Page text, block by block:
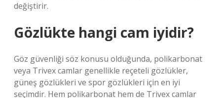
değiştirir.
Gözlükte hangi cam iyidir?
Göz güvenliği söz konusu olduğunda, polikarbonat
veya Trivex camlar genellikle reçeteli gözlükler,
güneş gözlükleri ve spor gözlükleri için en iyi
seçimdir. Hem polikarbonat hem de Trivex camlar